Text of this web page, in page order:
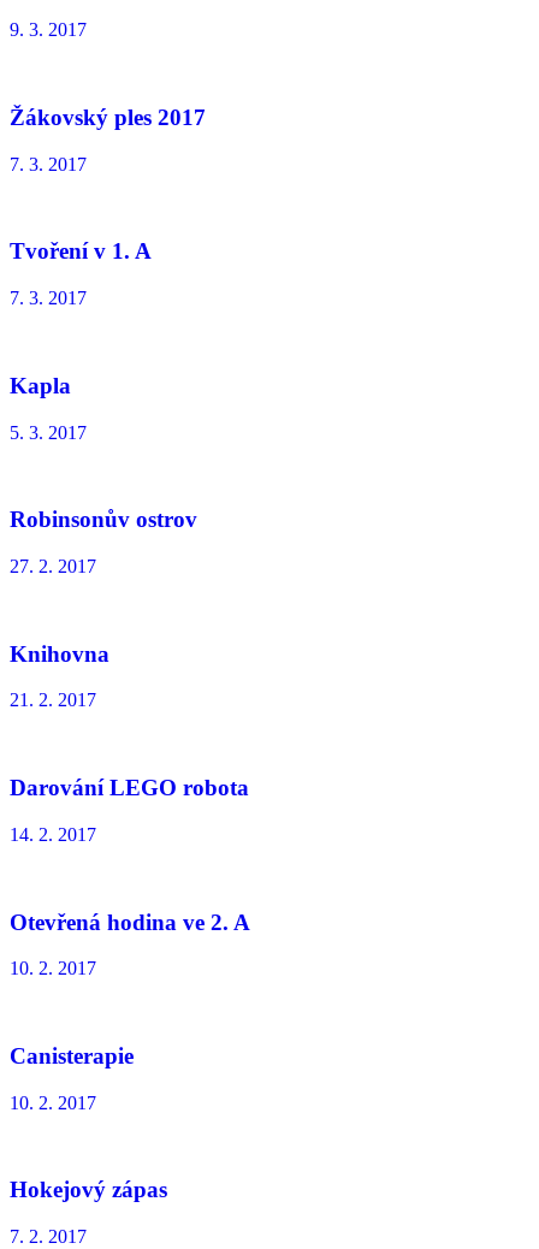
9. 3. 2017
Žákovský ples 2017
7. 3. 2017
Tvoření v 1. A
7. 3. 2017
Kapla
5. 3. 2017
Robinsonův ostrov
27. 2. 2017
Knihovna
21. 2. 2017
Darování LEGO robota
14. 2. 2017
Otevřená hodina ve 2. A
10. 2. 2017
Canisterapie
10. 2. 2017
Hokejový zápas
7. 2. 2017